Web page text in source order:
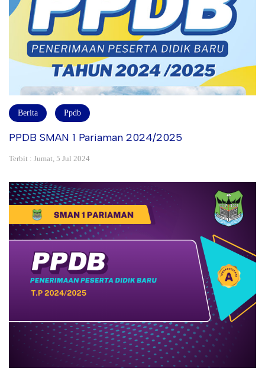
Berita Ppdb
PPDB SMAN 1 Pariaman 2024/2025
Terbit : Jumat, 5 Jul 2024